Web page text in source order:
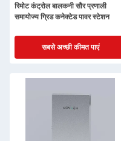
रिमोट कंट्रोल बालकनी सौर प्रणाली
समायोज्य ग्रिड कनेक्टेड पावर स्टेशन
सबसे अच्छी कीमत पाएं